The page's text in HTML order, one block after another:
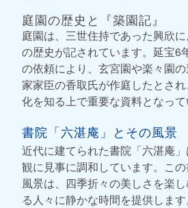
庭園の歴史と『築園記』
庭園は、三世住持であった興欣
の歴史が記されています。延宝6
の依頼により、玄宮園や楽々園
家家臣の香取氏が作庭したとさ
化を知る上で重要な資料となって
書院「六湛庵」とその風景
近代に建てられた書院「六湛庵
観に見事に調和しています。こ
風景は、四季折々の美しさを楽
る人々に静かな時間を提供します